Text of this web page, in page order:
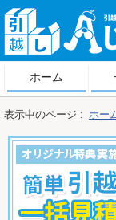
越しＡじ
ホーム
表示中のページ : ホー